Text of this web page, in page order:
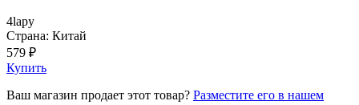
4lapy
Страна: Китай
579 ₽
Купить
Ваш магазин продает этот товар? Разместите его в нашем